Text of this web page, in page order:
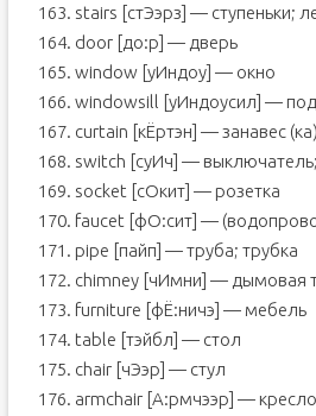
163. stairs [стЭэрз] — ступеньки;
164. door [до:р] — дверь
165. window [уИндоу] — окно
166. windowsill [уИндоусил] —
167. curtain [кЁртэн] — занавес
168. switch [cуИч] —
169. socket [сОкит] — розетка
170. faucet [фО:сит] —
171. pipe [пайп] — труба; трубка
172. chimney [чИмни] — дымовая
173. furniture [фЁ:ничэ] — мебель
174. table [тэйбл] — стол
175. chair [чЭэр] — стул
176. armchair [А:рмчээр] — кресло